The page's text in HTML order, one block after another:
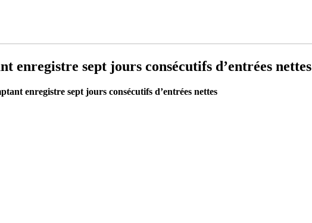
enregistre sept jours consécutifs d’entrées nettes
enregistre sept jours consécutifs d’entrées nettes